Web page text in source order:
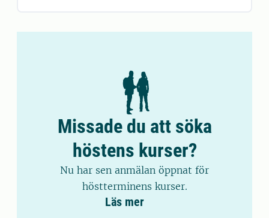
Missade du att söka
höstens kurser?
Nu har sen anmälan öppnat för
höstterminens kurser.
Läs mer